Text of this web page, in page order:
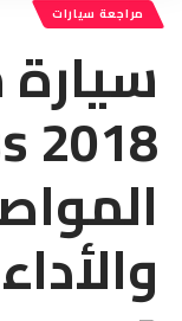
مراجعة سيارات
والأداء